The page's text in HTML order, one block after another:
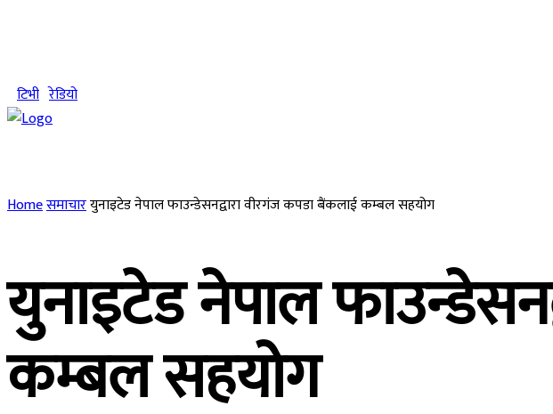
टिभी रेडियो
Homeसमाचारयुनाइटेड नेपाल फाउन्डेसनद्वारा वीरगंज कपडा बैंकलाई कम्बल सहयोग
युनाइटेड नेपाल
कम्बल सहयोग